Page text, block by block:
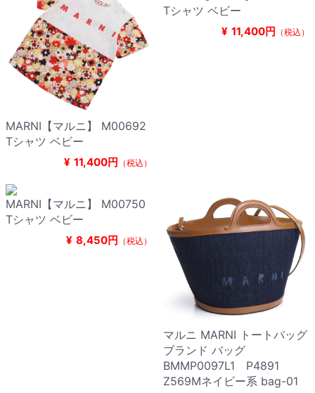
MARNI【マルニ】 M00692
Tシャツ ベビー
¥ 11,400円 （税込）
Tシャツ ベビー
¥ 11,400円 （税込）
MARNI【マルニ】 M00750
Tシャツ ベビー
¥ 8,450円 （税込）
マルニ MARNI トートバッグ
ブランド バッグ
BMMP0097L1 P4891
Z569Mネイビー系 bag-01